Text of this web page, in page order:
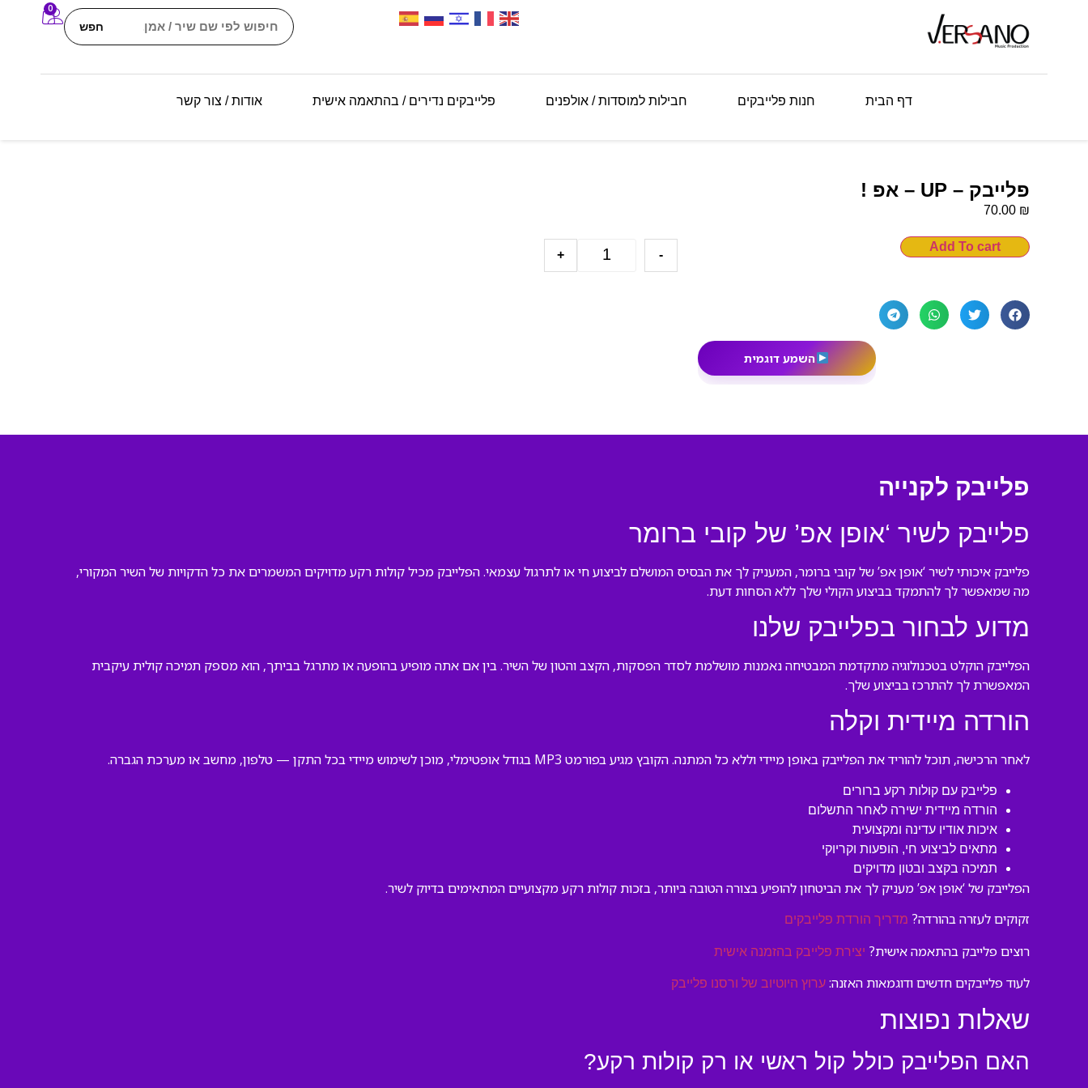
חפש
0
דף הבית חנות פלייבקים חבילות למוסדות / אולפנים פלייבקים נדירים / בהתאמה אישית אודות / צור קשר
פלייבק – UP – אפ !
70.00 ₪
-
+
Add To cart
השמע דוגמית
פלייבק לקנייה
פלייבק לשיר ‘אופן אפ’ של קובי ברומר
פלייבק איכותי לשיר ‘אופן אפ’ של קובי ברומר, המעניק לך את הבסיס המושלם לביצוע חי או לתרגול עצמאי. הפלייבק מכיל קולות רקע מדויקים המשמרים את כל הדקויות של השיר המקורי,
מה שמאפשר לך להתמקד בביצוע הקולי שלך ללא הסחות דעת.
מדוע לבחור בפלייבק שלנו
הפלייבק הוקלט בטכנולוגיה מתקדמת המבטיחה נאמנות מושלמת לסדר הפסקות, הקצב והטון של השיר. בין אם אתה מופיע בהופעה או מתרגל בביתך, הוא מספק תמיכה קולית עיקבית
המאפשרת לך להתרכז בביצוע שלך.
הורדה מיידית וקלה
לאחר הרכישה, תוכל להוריד את הפלייבק באופן מיידי וללא כל המתנה. הקובץ מגיע בפורמט MP3 בגודל אופטימלי, מוכן לשימוש מיידי בכל התקן — טלפון, מחשב או מערכת הגברה.
פלייבק עם קולות רקע ברורים
הורדה מיידית ישירה לאחר התשלום
איכות אודיו עדינה ומקצועית
מתאים לביצוע חי, הופעות וקריוקי
תמיכה בקצב ובטון מדויקים
הפלייבק של ‘אופן אפ’ מעניק לך את הביטחון להופיע בצורה הטובה ביותר, בזכות קולות רקע מקצועיים המתאימים בדיוק לשיר.
זקוקים לעזרה בהורדה? מדריך הורדת פלייבקים
רוצים פלייבק בהתאמה אישית? יצירת פלייבק בהזמנה אישית
לעוד פלייבקים חדשים ודוגמאות האזנה: ערוץ היוטיוב של ורסנו פלייבק
שאלות נפוצות
האם הפלייבק כולל קול ראשי או רק קולות רקע?